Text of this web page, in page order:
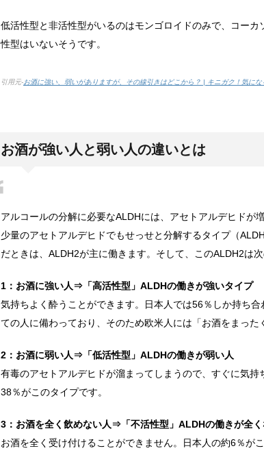
観葉植物でおしゃれ部屋を作る！ 初心
つい人を呼びたくなるような、自慢したいほどお
かつてはペットといえば犬が代表格でしたが、最
腹痛、しかも激痛・吐き気もある。どん
癒しを与えてくれるメダカ。その産卵時
かつては小川によく見かけられたメダカですが、
点滴でできたむくみを簡単に解消する方
低活性型と非活性型がいるのはモンゴロイドのみで、コー
性型はいないそうです。
引用元-お酒に強い、弱いがありますが、その線引きはどこから？ | キニガク！気に
お酒が強い人と弱い人の違いとは
アルコールの分解に必要なALDHには、アセトアルデヒドが
少量のアセトアルデヒドでもせっせと分解するタイプ（
だときは、ALDH2が主に働きます。そして、このALDH2は次
1：お酒に強い人⇒「高活性型」ALDHの働きが強いタイプ
気持ちよく酔うことができます。日本人では56％しか持ち
ての人に備わっており、そのため欧米人には「お酒をまった
2：お酒に弱い人⇒「低活性型」ALDHの働きが弱い人
有毒のアセトアルデヒドが溜まってしまうので、すぐに気
38％がこのタイプです。
3：お酒を全く飲めない人⇒「不活性型」ALDHの働きが全く
お酒を全く受け付けることができません。日本人の約6％がこ